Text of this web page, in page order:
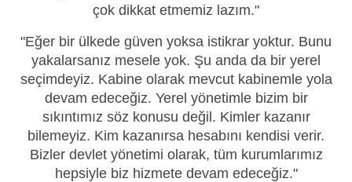
çok dikkat etmemiz lazım."
"Eğer bir ülkede güven yoksa istikrar yoktur. Bunu
yakalarsanız mesele yok. Şu anda da bir yerel
seçimdeyiz. Kabine olarak mevcut kabinemle yola
devam edeceğiz. Yerel yönetimle bizim bir
sıkıntımız söz konusu değil. Kimler kazanır
bilemeyiz. Kim kazanırsa hesabını kendisi verir.
Bizler devlet yönetimi olarak, tüm kurumlarımız
hepsiyle biz hizmete devam edeceğiz."